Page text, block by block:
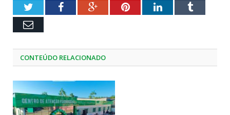
TwitterFacebookGoogle+PinterestLinkedInTumblr
Email
CONTEÚDO RELACIONADO